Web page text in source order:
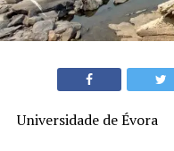
Universidade de Évora